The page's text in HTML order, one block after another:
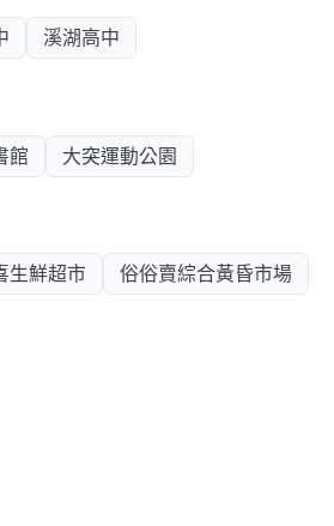
溪湖高中
館 大突運動公園
生鮮超市 俗俗賣綜合黃昏市場